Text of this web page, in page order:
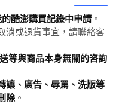
酷澎購買記錄中申請 。
消或退貨事宜，請聯絡客
等與商品本身無關的咨詢
讓、廣告、辱罵、洗版等
除。